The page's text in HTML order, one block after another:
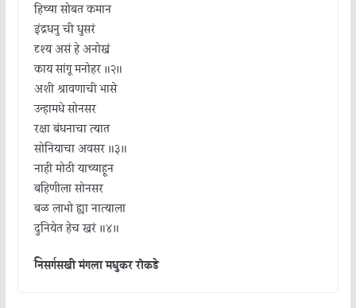
हिच्या सोबत कमान
इंद्रधनु ची धुसरं
दृश्य असं हे अनोखं
काय सांगू मनोहर ॥२॥
अशी श्रावणाची भासे
उन्हामधे सोनसर
रक्षा बंधनाचा त्यात
सोनियाचा अवसर ॥३॥
नाही मोठी याच्याहून
बहिणीला सोनसर
बळ लाभो ह्या नात्याला
दुनियेत हेच खरं ॥४॥
निसर्गसखी मंगला मधुकर रोकडे